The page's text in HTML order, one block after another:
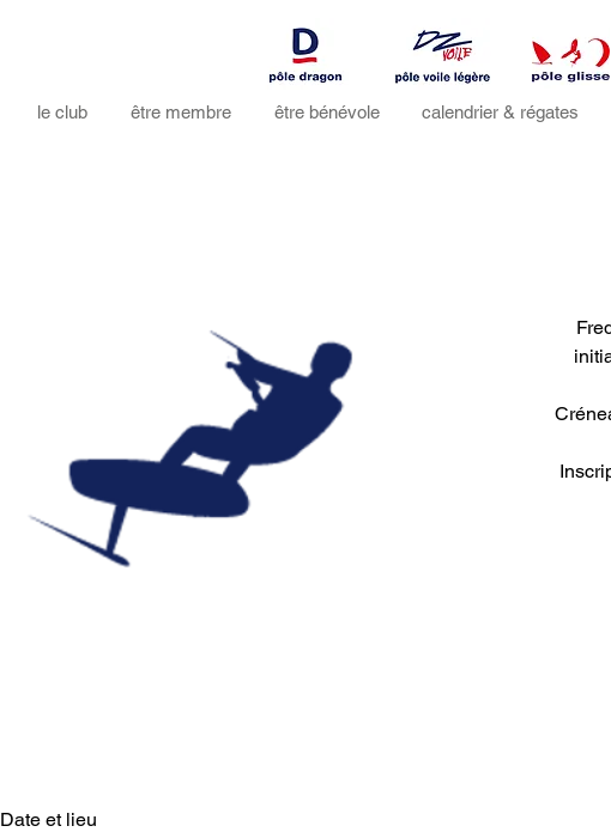
le club être membre être bénévole calendrier & régates
Date et lieu